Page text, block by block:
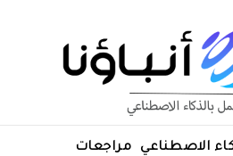
الاصطناعي مراجعات